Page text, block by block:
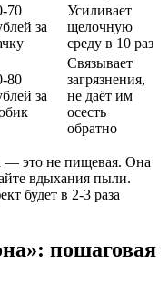
70
за
Усиливает
щелочную
среду в 10 раз
80
за
Связывает
загрязнения,
не даёт им
осесть
обратно
— это не пищевая. Она
вдыхания пыли.
будет в 2-3 раза
пошаговая